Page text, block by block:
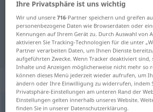
Französisch-Deutsch
für "ordinateur"
"ordinateur" Deutsch
„ordinateur“: masculin
ordinateur [ɔʀdinatœʀ]m
Ihre Privatsphäre ist uns wichtig
Wir und unsere716-Partner speichern und greifen
personenbezogene Daten wie Browserdaten oder
Kennungen auf Ihrem Gerät zu. Durch Auswahl von
aktivieren Sie Tracking-Technologien für die unter
Partner verarbeiten Daten, um Ihnen Dienste
aufgeführten Zwecke. Wenn Tracker deaktiviert sind,
Inhalte und Anzeigen möglicherweise nicht mehr so
können dieses Menü jederzeit wieder aufrufen, um
ändern oder Ihre Einwilligung zu widerrufen, indem
Privatsphäre-Einstellungen am unteren Rand der
Einstellungen gelten innerhalb unseres Website.
finden Sie in unserer Datenschutzerklärung.